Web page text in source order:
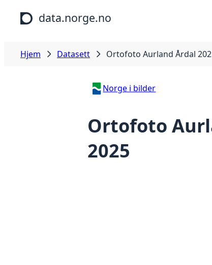
Hopp til hovedinnhold
data.norge.no
Hjem Datasett Ortofoto Aurland Årdal
Norge i bilder
Ortofoto
2025